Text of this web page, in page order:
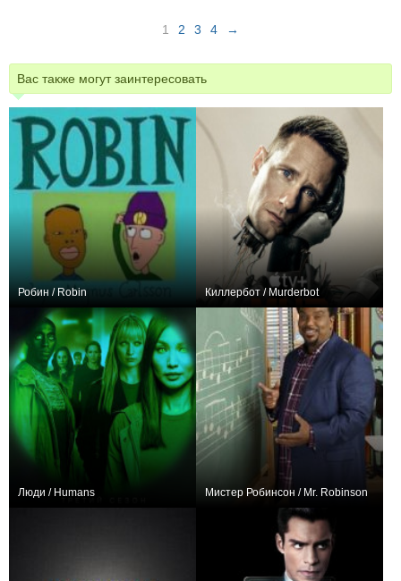
1 2 3 4 →
Вас также могут заинтересовать
Робин / Robin Киллербот / Murderbot
Люди / Humans Мистер Робинсон / Mr. Robinson